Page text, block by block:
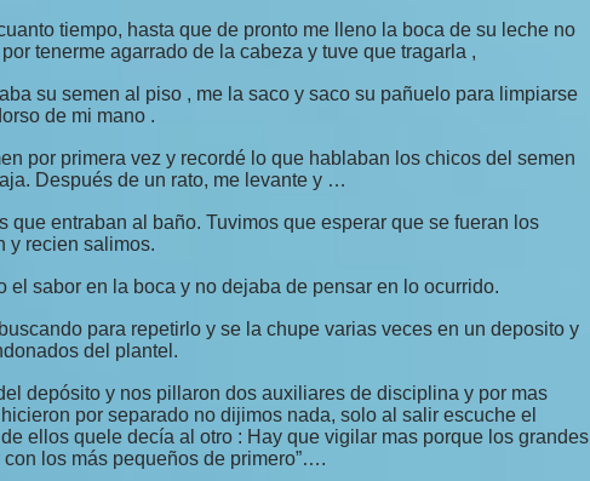
tiempo, hasta que de pronto me lleno la boca de su leche no
tenerme agarrado de la cabeza y tuve que tragarla ,
su semen al piso , me la saco y saco su pañuelo para limpiarse
de mi mano .
por primera vez y recordé lo que hablaban los chicos del semen
Después de un rato, me levante y …
que entraban al baño. Tuvimos que esperar que se fueran los
y recien salimos.
el sabor en la boca y no dejaba de pensar en lo ocurrido.
para repetirlo y se la chupe varias veces en un deposito y
del plantel.
depósito y nos pillaron dos auxiliares de disciplina y por mas
por separado no dijimos nada, solo al salir escuche el
ellos quele decía al otro : Hay que vigilar mas porque los grandes
los más pequeños de primero”….